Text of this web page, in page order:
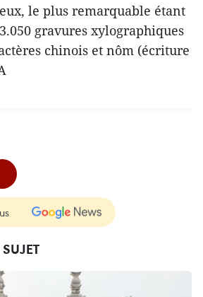
le plus remarquable étant
gravures xylographiques
chinois et nôm (écriture